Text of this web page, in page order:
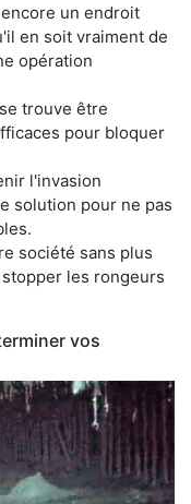
un endroit
en soit vraiment de
opération
trouve être
pour bloquer
l'invasion
solution pour ne pas
société sans plus
les rongeurs
vos